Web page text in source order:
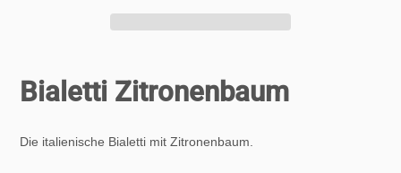
zum
Bialetti Zitronenbaum
Die italienische Bialetti mit Zitronenbaum.